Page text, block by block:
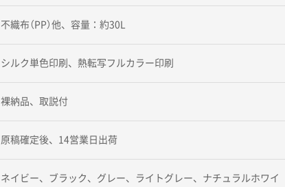
不織布（PP）他、容量：約30L
シルク単色印刷、熱転写フルカラー印刷
裸納品、取説付
原稿確定後、14営業日出荷
ネイビー、ブラック、グレー、ライトグレー、ナチュラルホワイ